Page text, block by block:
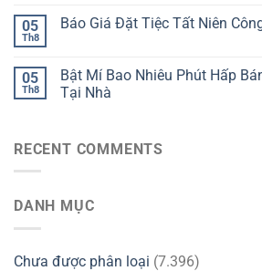
05
Th8
Báo Giá Đặt Tiệc Tất Niên
05
Th8
Bật Mí Bao Nhiêu Phút Hấp
Tại Nhà
RECENT COMMENTS
DANH MỤC
Chưa được phân loại (7.396)